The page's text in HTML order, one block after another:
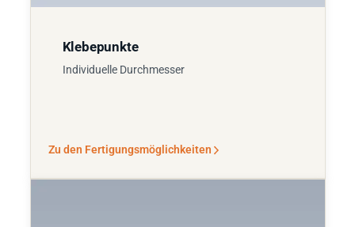
Klebepunkte
Individuelle Durchmesser
Zu den Fertigungsmöglichkeiten